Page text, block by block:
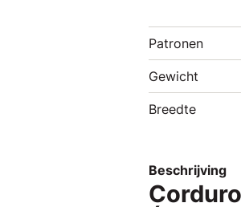
Patronen
Gewicht
Breedte
Beschrijving